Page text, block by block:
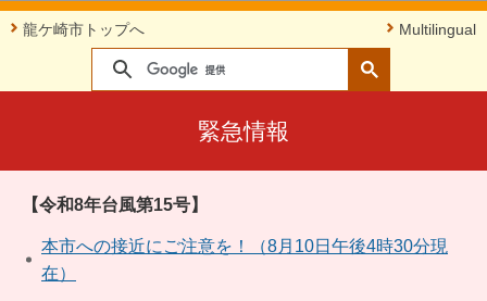
このページの本文へ移動
龍ケ崎市トップへ Multilingual
緊急情報
【令和8年台風第15号】
本市への接近にご注意を！（8月10日午後4時30分現
在）